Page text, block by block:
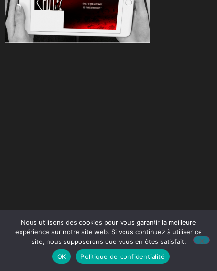
Nous utilisons des cookies pour vous garantir la meilleure
expérience sur notre site web. Si vous continuez à utiliser ce
site, nous supposerons que vous en êtes satisfait.
OK
Politique de confidentialité